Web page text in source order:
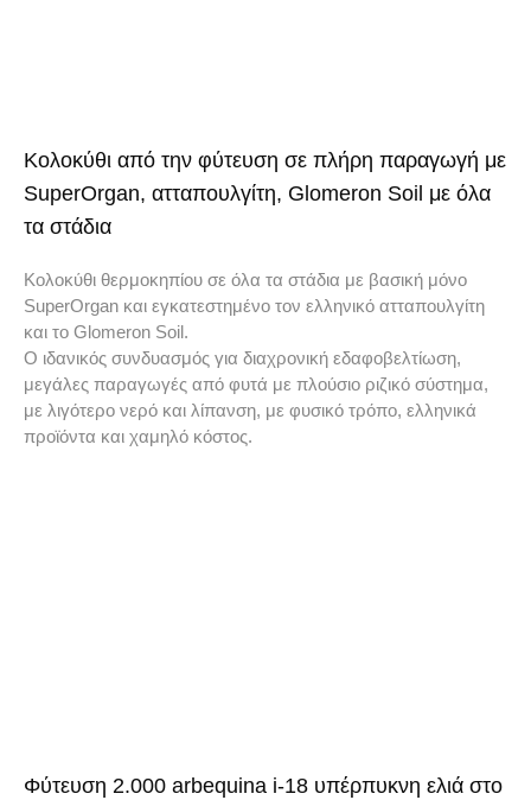
Κολοκύθι από την φύτευση σε πλήρη παραγωγή με
SuperOrgan, ατταπουλγίτη, Glomeron Soil με όλα
τα στάδια
Κολοκύθι θερμοκηπίου σε όλα τα στάδια με βασική μόνο
SuperOrgan και εγκατεστημένο τον ελληνικό ατταπουλγίτη
και το Glomeron Soil.
Ο ιδανικός συνδυασμός για διαχρονική εδαφοβελτίωση,
μεγάλες παραγωγές από φυτά με πλούσιο ριζικό σύστημα,
με λιγότερο νερό και λίπανση, με φυσικό τρόπο, ελληνικά
προϊόντα και χαμηλό κόστος.
Φύτευση 2.000 arbequina i-18 υπέρπυκνη ελιά στο